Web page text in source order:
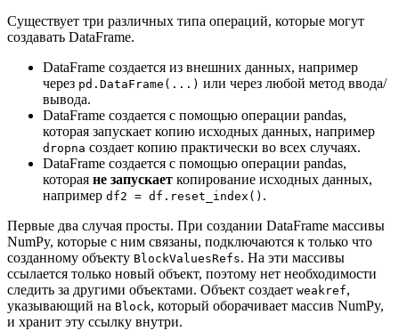
Существует три различных типа операций, которые могут
создавать DataFrame.
DataFrame создается из внешних данных, например
через pd.DataFrame(...) или через любой метод ввода/
вывода.
DataFrame создается с помощью операции pandas,
которая запускает копию исходных данных, например
dropna создает копию практически во всех случаях.
DataFrame создается с помощью операции pandas,
которая не запускает копирование исходных данных,
например df2 = df.reset_index() .
Первые два случая просты. При создании DataFrame массивы
NumPy, которые с ним связаны, подключаются к только что
созданному объекту BlockValuesRefs. На эти массивы
ссылается только новый объект, поэтому нет необходимости
следить за другими объектами. Объект создает weakref,
указывающий на Block, который оборачивает массив NumPy,
и хранит эту ссылку внутри.